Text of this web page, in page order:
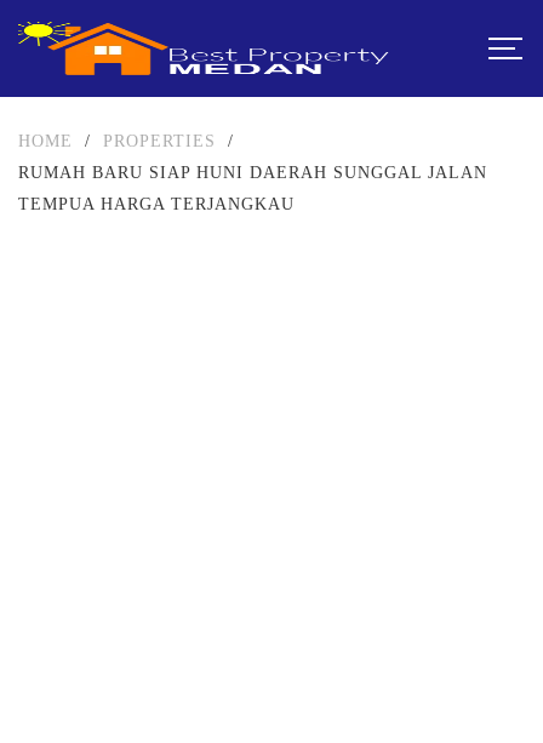
HOME / PROPERTIES
/
RUMAH BARU SIAP HUNI DAERAH SUNGGAL JALAN
TEMPUA HARGA TERJANGKAU